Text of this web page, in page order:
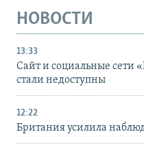
НОВОСТИ
13:33
Сайт и социальные сети
стали недоступны
12:22
Британия усилила